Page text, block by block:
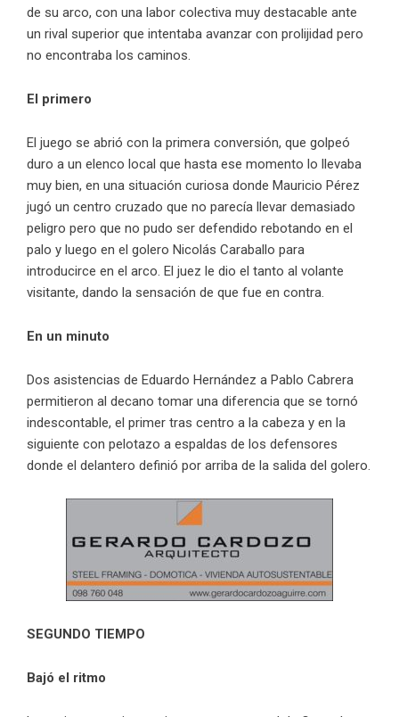
de su arco, con una labor colectiva muy destacable ante
un rival superior que intentaba avanzar con prolijidad pero
no encontraba los caminos.
El primero
El juego se abrió con la primera conversión, que golpeó
duro a un elenco local que hasta ese momento lo llevaba
muy bien, en una situación curiosa donde Mauricio Pérez
jugó un centro cruzado que no parecía llevar demasiado
peligro pero que no pudo ser defendido rebotando en el
palo y luego en el golero Nicolás Caraballo para
introducirce en el arco. El juez le dio el tanto al volante
visitante, dando la sensación de que fue en contra.
En un minuto
Dos asistencias de Eduardo Hernández a Pablo Cabrera
permitieron al decano tomar una diferencia que se tornó
indescontable, el primer tras centro a la cabeza y en la
siguiente con pelotazo a espaldas de los defensores
donde el delantero definió por arriba de la salida del golero.
SEGUNDO TIEMPO
Bajó el ritmo